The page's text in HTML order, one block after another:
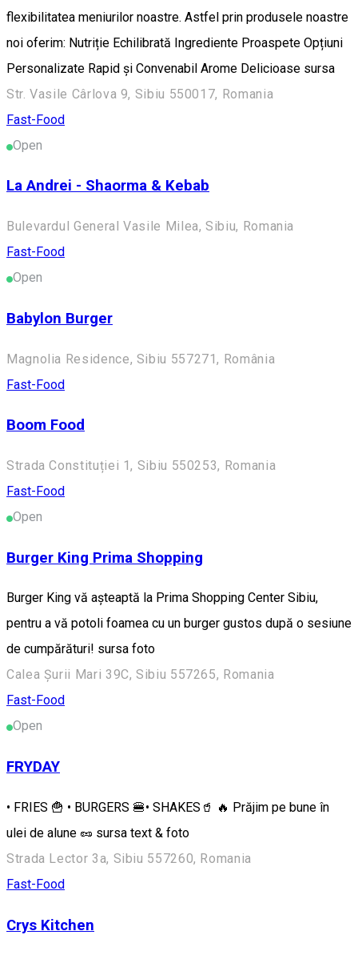
flexibilitatea meniurilor noastre. Astfel prin produsele noastre
noi oferim: Nutriție Echilibrată Ingrediente Proaspete Opțiuni
Personalizate Rapid și Convenabil Arome Delicioase sursa
Str. Vasile Cârlova 9, Sibiu 550017, Romania
Fast-Food
Open
La Andrei - Shaorma & Kebab
Bulevardul General Vasile Milea, Sibiu, Romania
Fast-Food
Open
Babylon Burger
Magnolia Residence, Sibiu 557271, România
Fast-Food
Boom Food
Strada Constituției 1, Sibiu 550253, Romania
Fast-Food
Open
Burger King Prima Shopping
Burger King vă așteaptă la Prima Shopping Center Sibiu,
pentru a vă potoli foamea cu un burger gustos după o sesiune
de cumpărături! sursa foto
Calea Șurii Mari 39C, Sibiu 557265, Romania
Fast-Food
Open
FRYDAY
• FRIES 🍟 • BURGERS 🍔• SHAKES🥤 🔥 Prăjim pe bune în
ulei de alune 🥜 sursa text & foto
Strada Lector 3a, Sibiu 557260, Romania
Fast-Food
Crys Kitchen